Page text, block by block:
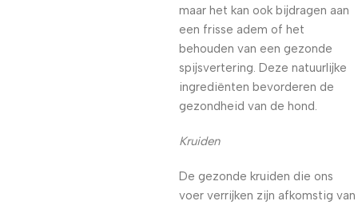
maar het kan ook bijdragen aan
een frisse adem of het
behouden van een gezonde
spijsvertering. Deze natuurlijke
ingrediënten bevorderen de
gezondheid van de hond.
Kruiden
De gezonde kruiden die ons
voer verrijken zijn afkomstig van